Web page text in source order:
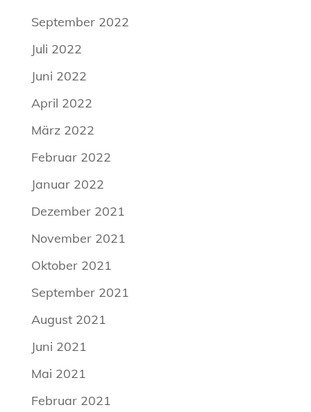
September 2022
Juli 2022
Juni 2022
April 2022
März 2022
Februar 2022
Januar 2022
Dezember 2021
November 2021
Oktober 2021
September 2021
August 2021
Juni 2021
Mai 2021
Februar 2021